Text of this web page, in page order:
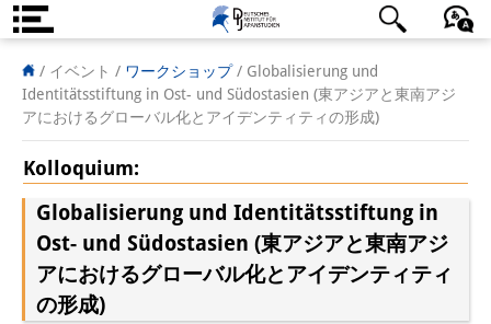
DIJ案内
研究所の概要
チーム
執行部
リサーチ・チーム
学術誌・サイエンスコミュニケ
日本語 English
/ イベント / ワークショップ/ Globalisierung und
Identitätsstiftung in Ost- und Südostasien (東アジアと東南アジ
アにおけるグローバル化とアイデンティティの形成)
Kolloquium:
Globalisierung und Identitätsstiftung in
Ost- und Südostasien (東アジアと東南アジ
アにおけるグローバル化とアイデンティティ
の形成)